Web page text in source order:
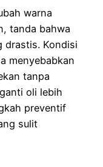
warna
tanda bahwa
drastis. Kondisi
menyebabkan
tanpa
oli lebih
preventif
sulit